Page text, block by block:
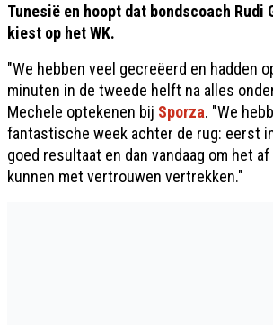
Tunesië en hoopt dat bondscoach Rudi
kiest op het WK.
"We hebben veel gecreëerd en hadden
minuten in de tweede helft na alles
Mechele optekenen bij Sporza. "We
fantastische week achter de rug: eerst
goed resultaat en dan vandaag om het af
kunnen met vertrouwen vertrekken."